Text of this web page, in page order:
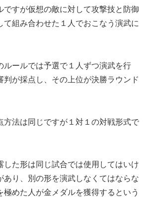
ですが仮想の敵に対して攻撃技と防御
て組み合わせた１人でおこなう演武に
ルールでは予選で１人ずつ演武を行
判が採点し、その上位が決勝ラウンド
方法は同じですが１対１の対戦形式で
した形は同じ試合では使用してはいけ
あり、別の形を演武しなくてはならな
極めた人が金メダルを獲得するという